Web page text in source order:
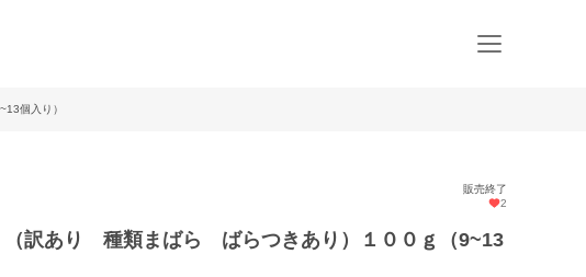
個入り）
販売終了
2
訳あり 種類まばら ばらつきあり）１００ｇ（9~13